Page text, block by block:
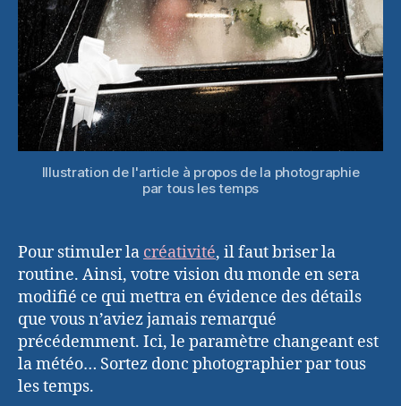
Illustration de l'article à propos de la photographie
par tous les temps
Pour stimuler la créativité, il faut briser la
routine. Ainsi, votre vision du monde en sera
modifié ce qui mettra en évidence des détails
que vous n’aviez jamais remarqué
précédemment. Ici, le paramètre changeant est
la météo… Sortez donc photographier par tous
les temps.